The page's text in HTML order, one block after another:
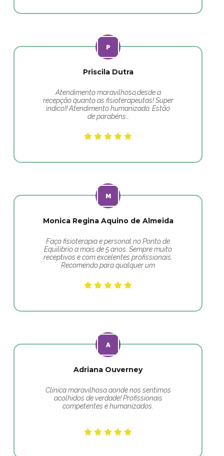
Priscila Dutra
Atendimento maravilhoso,desde a
recepção quanto as fisioterapeutas! Super
indico!! Atendimento humanizado. Estão
de parabéns…
Monica Regina Aquino de Almeida
Faço fisioterapia e personal no Ponto de
Equilibrio a mais de 5 anos. Sempre muito
receptivos e com excelentes profissionais.
Recomendo para qualquer um
Adriana Ouverney
Clínica maravilhosa aonde nos sentimos
acolhidos de verdade! Profissionais
competentes e humanizados.